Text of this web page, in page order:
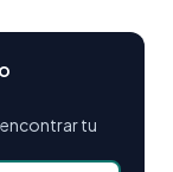
encontrar tu